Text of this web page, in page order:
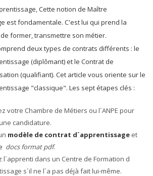
Cette notion de Maître
est fondamentale. C'est lui qui prend la
former, transmettre son métier.
deux types de contrats différents : le
(diplômant) et le Contrat de
(qualifiant). Cet article vous oriente sur le
"classique". Les sept étapes clés :
votre Chambre de Métiers ou l´ANPE pour
candidature.
modèle de contrat d´apprentissage et
docs format pdf.
l´apprenti dans un Centre de Formation d
s´il ne l´a pas déjà fait lui-même.